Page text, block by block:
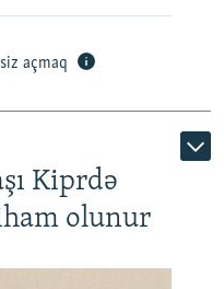
açmaq
Kiprdə
olunur